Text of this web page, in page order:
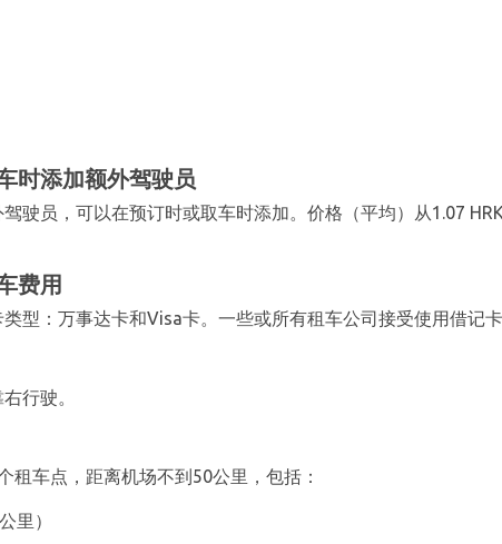
时添加额外驾驶员
驶员，可以在预订时或取车时添加。价格（平均）从1.07
费用
型：万事达卡和Visa卡。一些或所有租车公司接受使用借记卡
行驶。
租车点，距离机场不到50公里，包括：
里）